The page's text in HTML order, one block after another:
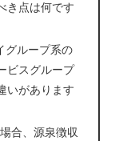
き点は何です
グループ系の
ビスグループ
いがあります
合、源泉徴収